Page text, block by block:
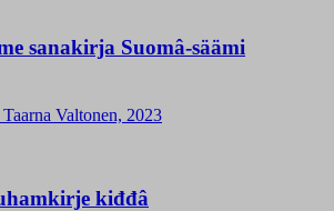
sanakirja Suomâ-säämi
Valtonen, 2023
kiđđâ